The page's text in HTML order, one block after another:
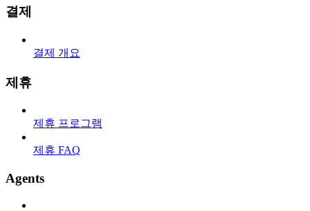
결제
결제 개요
제휴
제휴 프로그램
제휴 FAQ
Agents